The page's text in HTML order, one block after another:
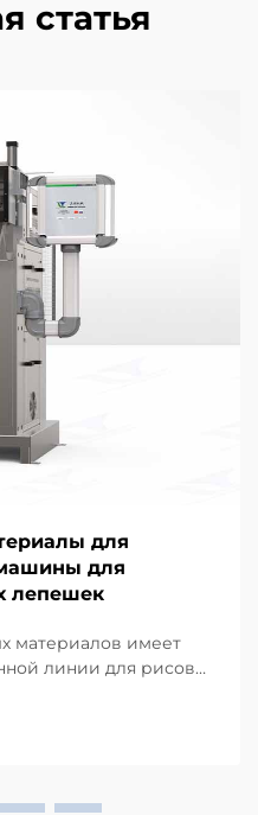
статья
для
для
лепешек
материалов имеет
линии для рисовых
недооцениваемых